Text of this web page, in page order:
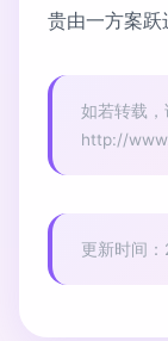
贵由一方案跃
如若转载，
http://
更新时间